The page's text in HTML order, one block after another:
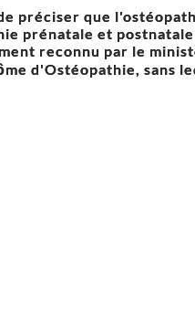
préciser que
prénatale et
reconnu par le
d'Ostéopathie, sans